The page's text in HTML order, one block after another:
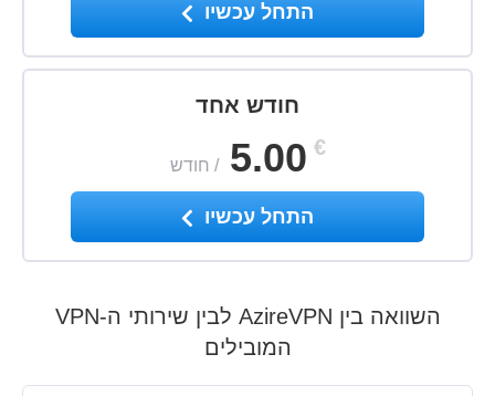
התחל עכשיו
חודש אחד
€
5.00
/ חודש
התחל עכשיו
השוואה בין AzireVPN לבין שירותי ה-VPN
המובילים